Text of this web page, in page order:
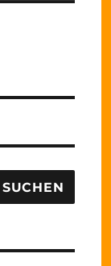
SUCHEN